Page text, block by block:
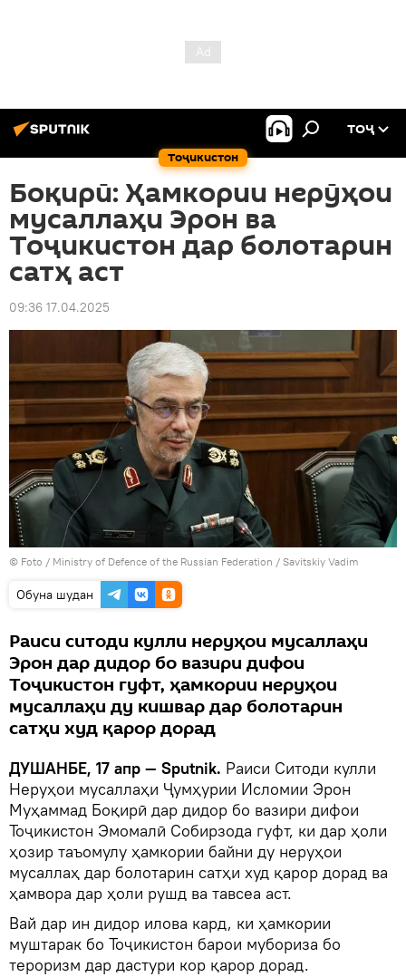
Тоҷикистон
ТОҶ
Боқирӣ: Ҳамкории нерӯҳои
мусаллаҳи Эрон ва
Тоҷикистон дар болотарин
сатҳ аст
09:36 17.04.2025
© Foto / Ministry of Defence of the Russian Federation / Savitskiy Vadim
Обуна шудан
Раиси ситоди кулли неруҳои мусаллаҳи
Эрон дар дидор бо вазири дифои
Тоҷикистон гуфт, ҳамкории неруҳои
мусаллаҳи ду кишвар дар болотарин
сатҳи худ қарор дорад
ДУШАНБЕ, 17 апр — Sputnik. Раиси Ситоди кулли
Неруҳои мусаллаҳи Ҷумҳурии Исломии Эрон
Муҳаммад Боқирӣ дар дидор бо вазири дифои
Тоҷикистон Эмомалӣ Собирзода гуфт, ки дар ҳоли
ҳозир таъомулу ҳамкории байни ду неруҳои
мусаллаҳ дар болотарин сатҳи худ қарор дорад ва
ҳамвора дар ҳоли рушд ва тавсеа аст.
Вай дар ин дидор илова кард, ки ҳамкории
муштарак бо Тоҷикистон барои мубориза бо
тероризм дар дастури кор қарор дорад.